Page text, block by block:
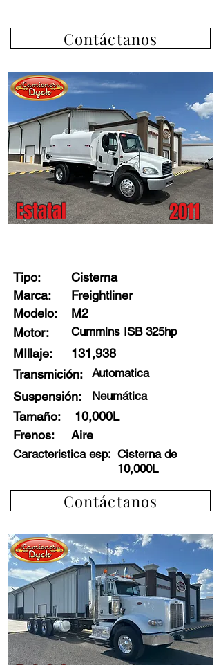
Contáctanos
Estatal 2011
Tipo:
Cisterna
Marca:
Freightliner
M2
Modelo:
Motor:
Cummins ISB 325hp
MIllaje:
131,938
Transmición:
Automatica
Suspensión: Neumática
Tamaño:
10,000L
Frenos: Aire
Caracteristica esp: Cisterna de
10,000L
Contáctanos